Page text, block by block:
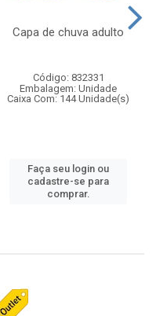
Capa de chuva adulto
Código: 832331
Embalagem: Unidade
Caixa Com: 144 Unidade(s)
Faça seu login ou
cadastre-se para
comprar.